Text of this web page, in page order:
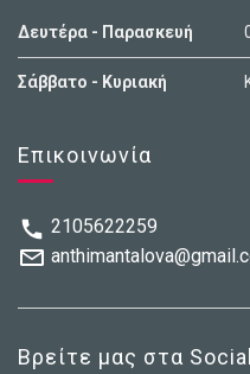
Δευτέρα - Παρασκευή
Σάββατο - Κυριακή
Επικοινωνία
2105622259
Βρείτε μας στα